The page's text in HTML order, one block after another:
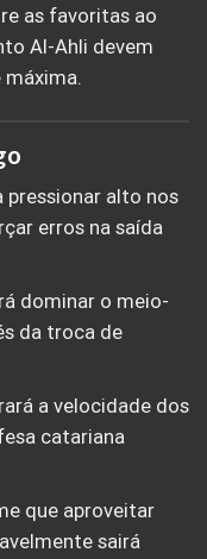
as favoritas ao
Al-Ahli devem
pressionar alto nos
erros na saída
dominar o meio-
da troca de
a velocidade dos
catariana
que aproveitar
sairá